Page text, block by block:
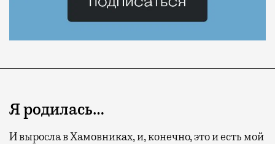
Я родилась…
И выросла в Хамовниках, и, конечно, это и есть мой